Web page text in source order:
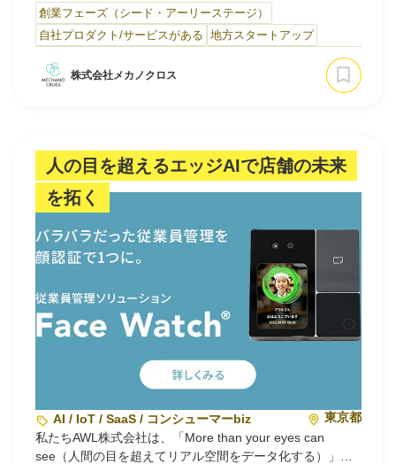
クリーンな社会実現・新たな価値創造が可能な北海道大学
発 「メカノケミカル有機合成技術」を社会実装し、ステー
クホルダーにとって、 より「快適」を実現します。世界の
環境課題解決を最重要項目と捉え、我々のイノベーション
でそのソリューションを提供し、産業界の構造変革を実現
い機能性化合物を提供します。
企業様と共に快適な社会を創ることがメカノクロスの夢で
す。
創業フェーズ（シード・アーリーステージ）
自社プロダクト/サービスがある 地方スタートアップ
株式会社メカノクロス
人の目を超えるエッジAIで店舗の未来
を拓く
AI / IoT / SaaS / コンシューマーbiz
東京都
私たちAWL株式会社は、「More than your eyes can
see（人間の目を超えてリアル空間をデータ化する）」を